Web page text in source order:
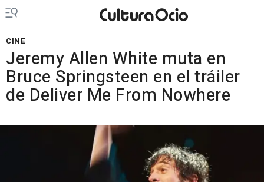
CINE
Jeremy Allen White muta en
Bruce Springsteen en el tráiler
de Deliver Me From Nowhere